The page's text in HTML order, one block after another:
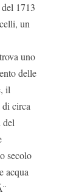
1713
un
uno
delle
il
di circa
del
secolo
acqua